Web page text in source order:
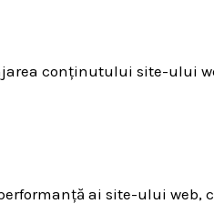
conținutului site-ului
ai site-ului web,